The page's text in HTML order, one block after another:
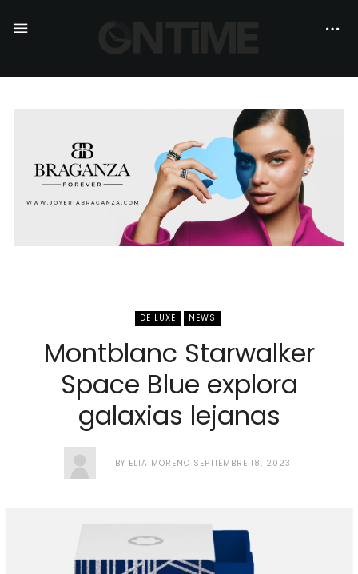
DE LUXE NEWS
Montblanc Starwalker
Space Blue explora
galaxias lejanas
BY ELIA MORENO SEPTIEMBRE 18, 2023